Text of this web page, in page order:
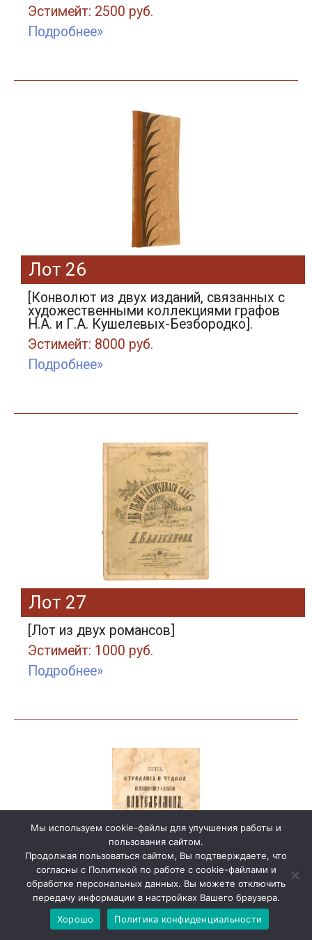
Эстимейт: 2500 руб.
Подробнее»
Лот 26
[Конволют из двух изданий, связанных с
художественными коллекциями графов
Н.А. и Г.А. Кушелевых-Безбородко].
Эстимейт: 8000 руб.
Подробнее»
Лот 27
[Лот из двух романсов]
Эстимейт: 1000 руб.
Подробнее»
Лот 28
Мы используем cookie-файлы для улучшения работы и
пользования сайтом.
Продолжая пользоваться сайтом, Вы подтверждаете, что
согласны с Политикой по работе с cookie-файлами и
обработке персональных данных. Вы можете отключить
передачу информации в настройках Вашего браузера.
Хорошо
Политика конфиденциальности